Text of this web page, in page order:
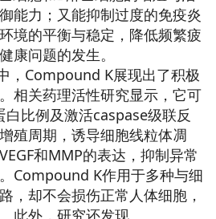
能力；又能抑制过度的免疫炎
境的平衡与稳定，降低频繁疲
康问题的发生。
，Compound K展现出了积极
相关药理活性研究显示，它可
比例及激活caspase级联反
殖周期，诱导细胞线粒体凋
和MMP的表达，抑制异常
Compound K作用于多种与细
，却不会损伤正常人体细胞，
此外，研究还发现